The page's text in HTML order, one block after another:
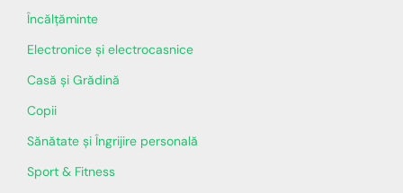
Încălţăminte
Electronice și electrocasnice
Casă și Grădină
Copii
Sănătate și Îngrijire personală
Sport & Fitness